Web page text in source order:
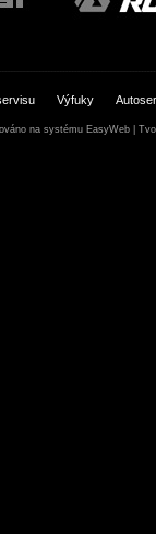
Výfuky
na systému EasyWeb|